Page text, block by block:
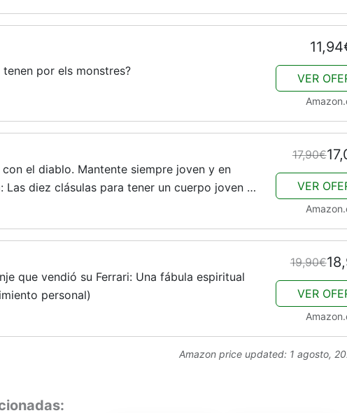
tenen por els monstres?
VER
con el diablo. Mantente siempre joven y en
Las diez clásulas para tener un cuerpo joven y
17,90€
VER
que vendió su Ferrari: Una fábula espiritual
personal)
19,90€
VER
Amazon price updated: 1 agosto,